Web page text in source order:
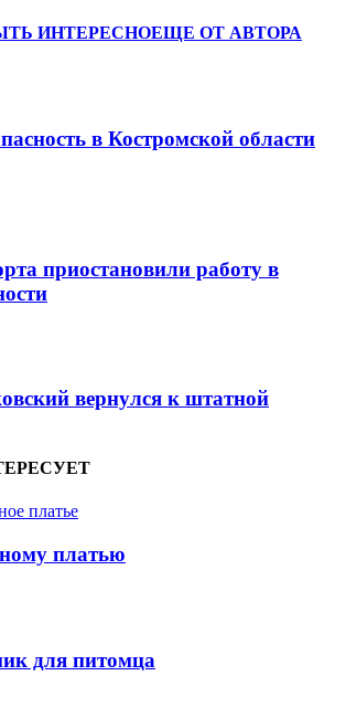
ИНТЕРЕСНОЕЩЕ ОТ АВТОРА
в Костромской области
приостановили работу в
вернулся к штатной
платью
для питомца